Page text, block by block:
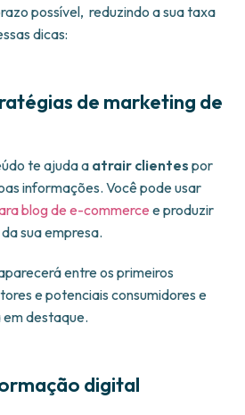
possível, reduzindo a sua taxa
dicas:
de marketing de
te ajuda a atrair clientes por
informações. Você pode usar
blog de e-commerce e produzir
sua empresa.
entre os primeiros
e potenciais consumidores e
em destaque.
digital